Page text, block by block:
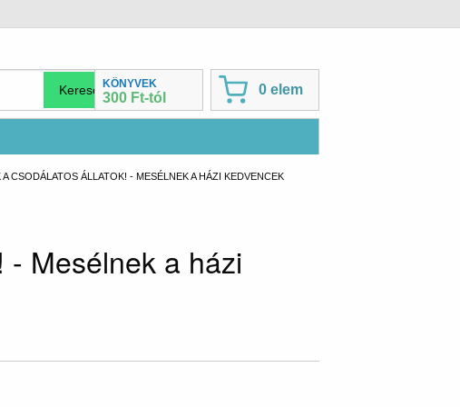
KÖNYVEK
300 Ft-tól
0 elem
A CSODÁLATOS ÁLLATOK! - MESÉLNEK A HÁZI KEDVENCEK
Mesélnek a házi